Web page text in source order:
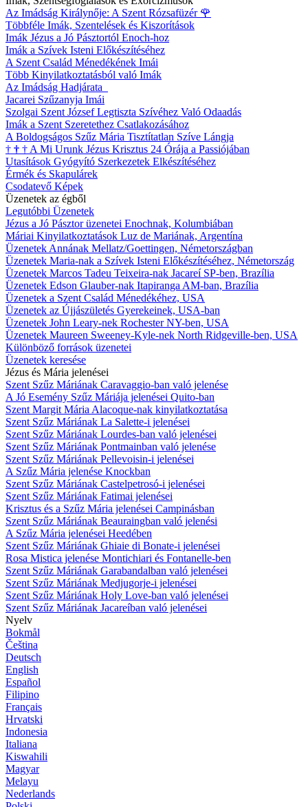
Az Imádság Királynője: A Szent Rózsafüzér 🌹
Többféle Imák, Szentelések és Kiszorítások
Imák Jézus a Jó Pásztortól Enoch-hoz
Imák a Szívek Isteni Előkészítéséhez
A Szent Család Ménedékének Imái
Több Kinyilatkoztatásból való Imák
Az Imádság Hadjárata
Jacarei Szűzanyja Imái
Szolgai Szent József Legtiszta Szívéhez Való Odaadás
Imák a Szent Szeretethez Csatlakozásához
A Boldogságos Szűz Mária Tisztítatlan Szíve Lángja
† † † A Mi Urunk Jézus Krisztus 24 Órája a Passiójában
Utasítások Gyógyító Szerkezetek Elkészítéséhez
Érmék és Skapulárek
Csodatevő Képek
Üzenetek az égből
Legutóbbi Üzenetek
Jézus a Jó Pásztor üzenetei Enochnak, Kolumbiában
Máriai Kinyilatkoztatások Luz de Mariának, Argentína
Üzenetek Annának Mellatz/Goettingen, Németországban
Üzenetek Maria-nak a Szívek Isteni Előkészítéséhez, Németország
Üzenetek Marcos Tadeu Teixeira-nak Jacareí SP-ben, Brazília
Üzenetek Edson Glauber-nak Itapiranga AM-ban, Brazília
Üzenetek a Szent Család Ménedékéhez, USA
Üzenetek az Újjászületés Gyerekeinek, USA-ban
Üzenetek John Leary-nek Rochester NY-ben, USA
Üzenetek Maureen Sweeney-Kyle-nek North Ridgeville-ben, USA
Különböző források üzenetei
Üzenetek keresése
Jézus és Mária jelenései
Szent Szűz Máriának Caravaggio-ban való jelenése
A Jó Esemény Szűz Máriája jelenései Quito-ban
Szent Margit Mária Alacoque-nak kinyilatkoztatása
Szent Szűz Máriának La Salette-i jelenései
Szent Szűz Máriának Lourdes-ban való jelenései
Szent Szűz Máriának Pontmainban való jelenése
Szent Szűz Máriának Pellevoisin-i jelenései
A Szűz Mária jelenése Knockban
Szent Szűz Máriának Castelpetrosó-i jelenései
Szent Szűz Máriának Fatimai jelenései
Krisztus és a Szűz Mária jelenései Campinásban
Szent Szűz Máriának Beauraingban való jelenési
A Szűz Mária jelenései Heedében
Szent Szűz Máriának Ghiaie di Bonate-i jelenései
Rosa Mistica jelenése Montichiari és Fontanelle-ben
Szent Szűz Máriának Garabandalban való jelenései
Szent Szűz Máriának Medjugorje-i jelenései
Szent Szűz Máriának Holy Love-ban való jelenései
Szent Szűz Máriának Jacareíban való jelenései
Nyelv
Bokmål
Čeština
Deutsch
English
Español
Filipino
Français
Hrvatski
Indonesia
Italiana
Kiswahili
Magyar
Melayu
Nederlands